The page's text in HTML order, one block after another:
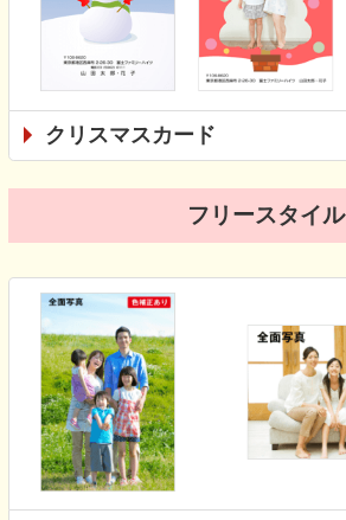
クリスマスカード
フリースタイル